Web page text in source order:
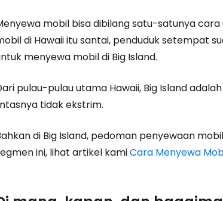
mobil bisa dibilang satu-satunya
di Hawaii itu santai, penduduk setempat
menyewa mobil di Big Island.
pulau-pulau utama Hawaii, Big Island
tidak ekstrim.
di Big Island, pedoman penyewaan
ini, lihat artikel kamiCara Menyewa